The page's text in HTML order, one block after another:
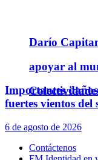
Darío
apoyar al
Importantes
fuertes vientos del
6 de agosto de 2026
Contáctenos